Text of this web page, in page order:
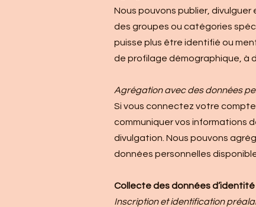
Nous pouvons publier,
des groupes ou catégories
puisse plus être identifié ou
de profilage démographique, à
Agrégation avec des données
Si vous connectez votre
communiquer vos informations
divulgation. Nous pouvons
données personnelles
Collecte des données d’identité
Inscription et identification